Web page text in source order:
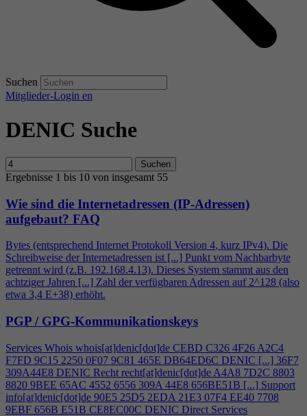
Suchen
Mitglieder-Login en
DENIC Suche
Suchen
Ergebnisse 1 bis 10 von insgesamt 55
Wie sind die Internetadressen (IP-Adressen)
aufgebaut? FAQ
Bytes (entsprechend Internet Protokoll Version 4, kurz IPv4). Die
Schreibweise der Internetadressen ist [...] Punkt vom Nachbarbyte
getrennt wird (z.B. 192.168.4.13). Dieses System stammt aus den
achtziger Jahren [...] Zahl der verfügbaren Adressen auf 2^128 (also
etwa 3,4 E+38) erhöht.
PGP / GPG-Kommunikationskeys
Services Whois whois[at]denic[dot]de CEBD C326 4F26 A2C4
F7FD 9C15 2250 0F07 9C81 465E DB64ED6C DENIC [...] 36F7
309A44E8 DENIC Recht recht[at]denic[dot]de A4A8 7D2C 8803
8820 9BEE 65AC 4552 6556 309A 44E8 656BE51B [...] Support
info[at]denic[dot]de 90E5 25D5 2EDA 21E3 07F4 EE40 7708
9EBF 656B E51B CE8EC00C DENIC Direct Services